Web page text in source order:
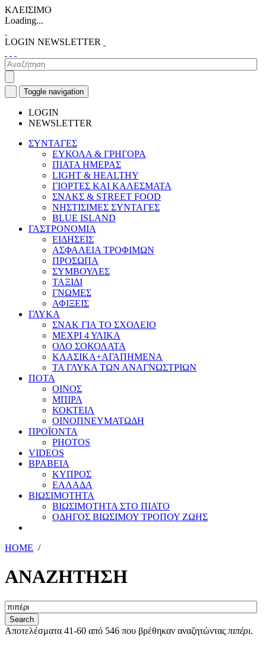
ΚΛΕΙΣΙΜΟ
Loading...
LOGIN NEWSLETTER
Toggle navigation
LOGIN
NEWSLETTER
ΣΥΝΤΑΓΕΣ
ΕΥΚΟΛΑ & ΓΡΗΓΟΡΑ
ΠΙΑΤΑ ΗΜΕΡΑΣ
LIGHT & HEALTHY
ΓΙΟΡΤΕΣ ΚΑΙ ΚΑΛΕΣΜΑΤΑ
ΣΝΑΚΣ & STREET FOOD
ΝΗΣΤΙΣΙΜΕΣ ΣΥΝΤΑΓΕΣ
BLUE ISLAND
ΓΑΣΤΡΟΝΟΜΙΑ
ΕΙΔΗΣΕΙΣ
ΑΣΦΑΛΕΙΑ ΤΡΟΦΙΜΩΝ
ΠΡΟΣΩΠΑ
ΣΥΜΒΟΥΛΕΣ
ΤΑΞΙΔΙ
ΓΝΩΜΕΣ
ΑΦΙΞΕΙΣ
ΓΛΥΚΑ
ΣΝΑΚ ΓΙΑ ΤΟ ΣΧΟΛΕΙΟ
ΜΕΧΡΙ 4 ΥΛΙΚΑ
ΟΛΟ ΣΟΚΟΛΑΤΑ
ΚΛΑΣΙΚΑ+ΑΓΑΠΗΜΕΝΑ
ΤΑ ΓΛΥΚΑ ΤΩΝ ΑΝΑΓΝΩΣΤΡΙΩΝ
ΠΟΤΑ
ΟΙΝΟΣ
ΜΠΙΡΑ
ΚΟΚΤΕΙΛ
ΟΙΝΟΠΝΕΥΜΑΤΩΔΗ
ΠΡΟΪΟΝΤΑ
PHOTOS
VIDEOS
ΒΡΑΒΕΙΑ
ΚΥΠΡΟΣ
ΕΛΛΑΔΑ
ΒΙΩΣΙΜΟΤΗΤΑ
ΒΙΩΣΙΜΟΤΗΤΑ ΣΤΟ ΠΙΑΤΟ
ΟΔΗΓΟΣ ΒΙΩΣΙΜΟΥ ΤΡΟΠΟΥ ΖΩΗΣ
HOME /
ΑΝΑΖΗΤΗΣΗ
Αποτελέσματα 41-60 από 546 που βρέθηκαν αναζητώντας πιπέρι.